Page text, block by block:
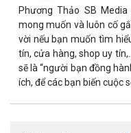
Phương Thảo SB
mong muốn và luôn cố
vời nếu bạn muốn tìm
tín, cửa hàng, shop uy
sẽ là “người bạn đồng
ích, để các bạn biến cuộc